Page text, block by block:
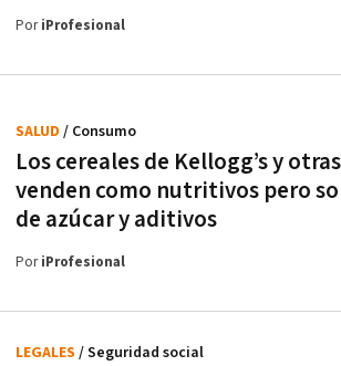
PoriProfesional
Los cereales de Kellogg’s y
venden como nutritivos pero
de azúcar y aditivos
SALUD / Consumo
PoriProfesional
LEGALES / Seguridad social